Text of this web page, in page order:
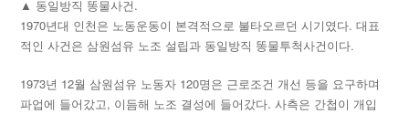
▲ 동일방직 똥물사건.
1970년대 인천은 노동운동이 본격적으로 불타오르던 시기였다. 대표
적인 사건은 삼원섬유 노조 설립과 동일방직 똥물투척사건이다.
1973년 12월 삼원섬유 노동자 120명은 근로조건 개선 등을 요구하며
파업에 들어갔고, 이듬해 노조 결성에 들어갔다. 사측은 간첩이 개입